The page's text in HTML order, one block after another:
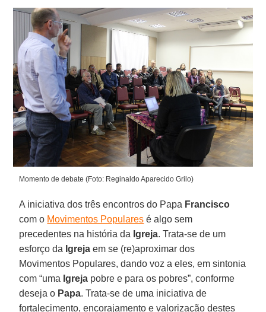
Momento de debate (Foto: Reginaldo Aparecido Grilo)
A iniciativa dos três encontros do Papa Francisco
com o Movimentos Populares é algo sem
precedentes na história da Igreja. Trata-se de um
esforço da Igreja em se (re)aproximar dos
Movimentos Populares, dando voz a eles, em sintonia
com “uma Igreja pobre e para os pobres”, conforme
deseja o Papa. Trata-se de uma iniciativa de
fortalecimento, encorajamento e valorização destes